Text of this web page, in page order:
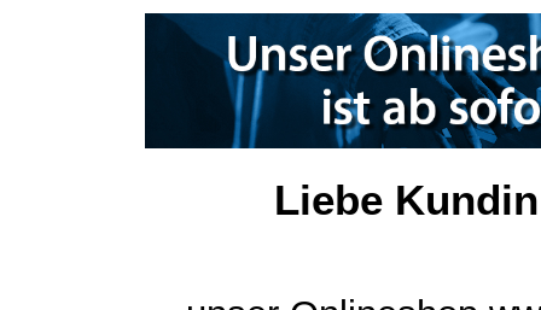
Liebe